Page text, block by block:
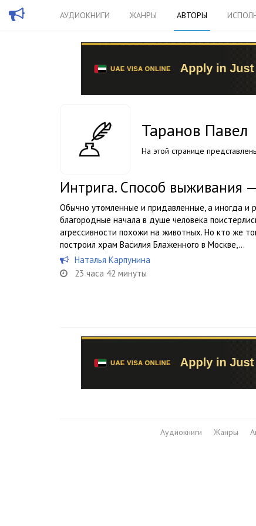
АУДИОКНИГИ ЖАНРЫ АВТОРЫ
Таранов Павел
На этой странице
Интрига. Способ выживания
Обычно утомленные и придавленные, а иногда и
благородные начала в душе человека
агрессивности похожи на животных. Но кто же
построил храм Василия Блаженного в Москве,...
Наталья Карпунина
23 часа 42 минуты
Аудиокниги Жанры